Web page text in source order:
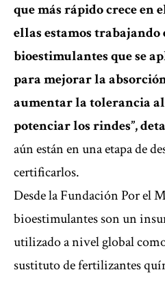
que más rápido crece en
ellas estamos
bioestimulantes que se
para mejorar la
aumentar la tolerancia
potenciar los rindes”,
aún están en una etapa de
certificarlos.
Desde la Fundación Por el
bioestimulantes son un
utilizado a nivel global
sustituto de fertilizantes